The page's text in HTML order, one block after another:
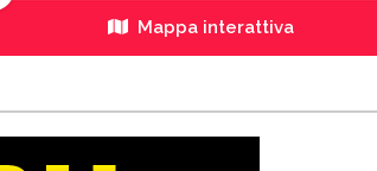
Mappa interattiva